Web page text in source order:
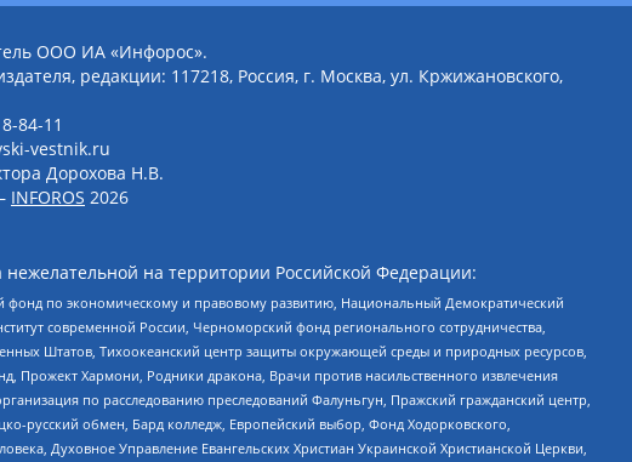
ООО ИА «Инфорос».
редакции: 117218, Россия, г. Москва, ул. Кржижановского,
84-11
vestnik.ru
Дорохова Н.В.
INFOROS 2026
на территории Российской Федерации:
по экономическому и правовому развитию, Национальный Демократический
современной России, Черноморский фонд регионального сотрудничества,
Штатов, Тихоокеанский центр защиты окружающей среды и природных ресурсов,
Прожект Хармони, Родники дракона, Врачи против насильственного извлечения
по расследованию преследований Фалуньгун, Пражский гражданский центр,
русский обмен, Бард колледж, Европейский выбор, Фонд Ходорковского,
Духовное Управление Евангельских Христиан Украинской Христианской Церкви,